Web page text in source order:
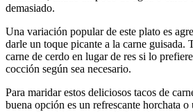
demasiado.
Una variación popular de este plato es
darle un toque picante a la carne guisada.
carne de cerdo en lugar de res si lo
cocción según sea necesario.
Para maridar estos deliciosos tacos de
buena opción es un refrescante horchata o